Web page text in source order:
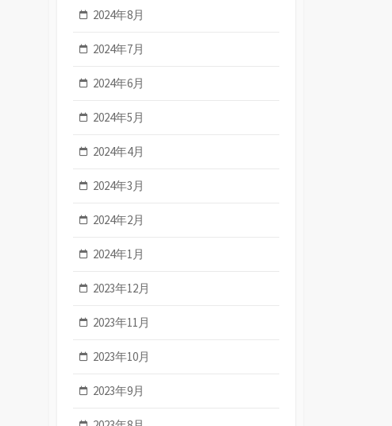
2024年8月
2024年7月
2024年6月
2024年5月
2024年4月
2024年3月
2024年2月
2024年1月
2023年12月
2023年11月
2023年10月
2023年9月